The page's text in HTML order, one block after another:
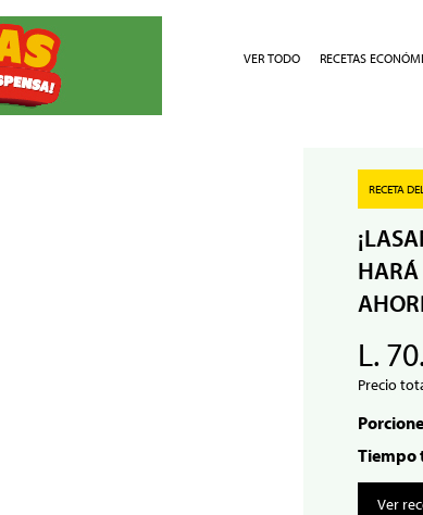
VER TODO RECETAS
RECETA
HARÁ
L.
Precio
Tiempo
Ver